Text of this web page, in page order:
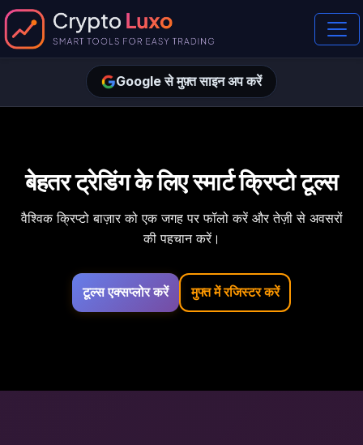
Google से मुफ़्त साइन अप करें
बेहतर ट्रेडिंग के लिए स्मार्ट क्रिप्टो टूल्स
वैश्विक क्रिप्टो बाज़ार को एक जगह पर फॉलो करें और तेज़ी से अवसरों
की पहचान करें।
टूल्स एक्सप्लोर करें मुफ्त में रजिस्टर करें